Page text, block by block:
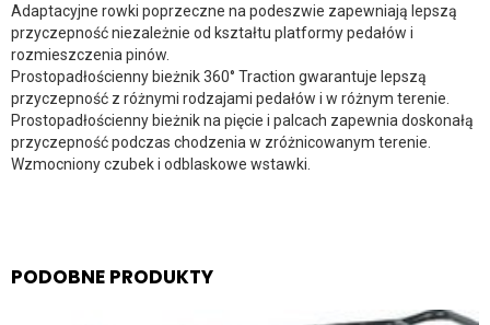
Adaptacyjne rowki poprzeczne na podeszwie zapewniają lepszą
przyczepność niezależnie od kształtu platformy pedałów i
rozmieszczenia pinów.
Prostopadłościenny bieżnik 360° Traction gwarantuje lepszą
przyczepność z różnymi rodzajami pedałów i w różnym terenie.
Prostopadłościenny bieżnik na pięcie i palcach zapewnia doskonałą
przyczepność podczas chodzenia w zróżnicowanym terenie.
Wzmocniony czubek i odblaskowe wstawki.
PODOBNE PRODUKTY